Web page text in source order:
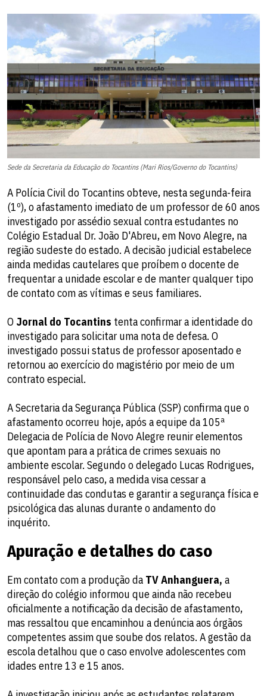
Sede da Secretaria da Educação do Tocantins (Mari Rios/Governo do Tocantins)
A Polícia Civil do Tocantins obteve, nesta segunda-feira
(1º), o afastamento imediato de um professor de 60 anos
investigado por assédio sexual contra estudantes no
Colégio Estadual Dr. João D'Abreu, em Novo Alegre, na
região sudeste do estado. A decisão judicial estabelece
ainda medidas cautelares que proíbem o docente de
frequentar a unidade escolar e de manter qualquer tipo
de contato com as vítimas e seus familiares.
O Jornal do Tocantins tenta confirmar a identidade do
investigado para solicitar uma nota de defesa. O
investigado possui status de professor aposentado e
retornou ao exercício do magistério por meio de um
contrato especial.
A Secretaria da Segurança Pública (SSP) confirma que o
afastamento ocorreu hoje, após a equipe da 105ª
Delegacia de Polícia de Novo Alegre reunir elementos
que apontam para a prática de crimes sexuais no
ambiente escolar. Segundo o delegado Lucas Rodrigues,
responsável pelo caso, a medida visa cessar a
continuidade das condutas e garantir a segurança física e
psicológica das alunas durante o andamento do
inquérito.
Apuração e detalhes do caso
Em contato com a produção da TV Anhanguera, a
direção do colégio informou que ainda não recebeu
oficialmente a notificação da decisão de afastamento,
mas ressaltou que encaminhou a denúncia aos órgãos
competentes assim que soube dos relatos. A gestão da
escola detalhou que o caso envolve adolescentes com
idades entre 13 e 15 anos.